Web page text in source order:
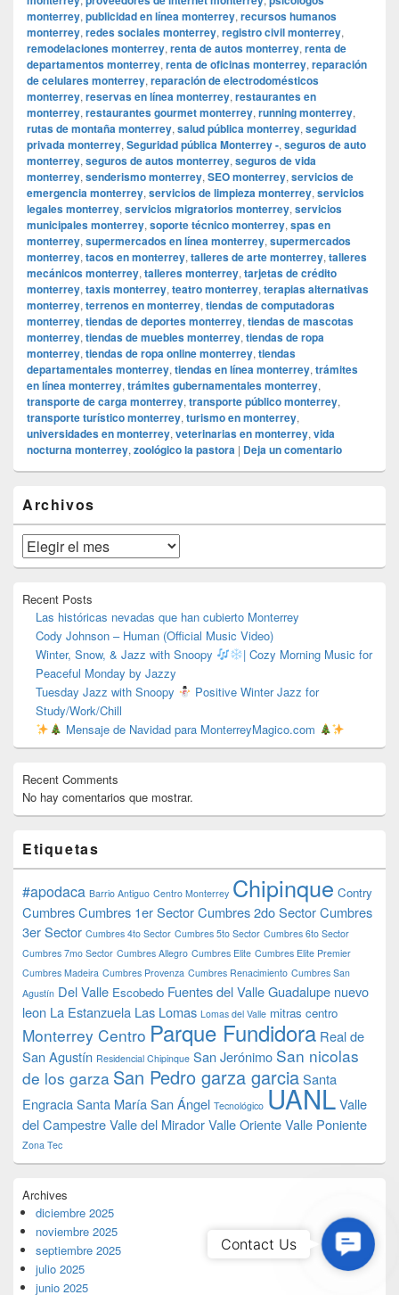
monterrey, publicidad en línea monterrey, recursos humanos
monterrey, redes sociales monterrey, registro civil monterrey,
remodelaciones monterrey, renta de autos monterrey, renta de
departamentos monterrey, renta de oficinas monterrey, reparación
de celulares monterrey, reparación de electrodomésticos
monterrey, reservas en línea monterrey, restaurantes en
monterrey, restaurantes gourmet monterrey, running monterrey,
rutas de montaña monterrey, salud pública monterrey, seguridad
privada monterrey, Seguridad pública Monterrey -, seguros de auto
monterrey, seguros de autos monterrey, seguros de vida
monterrey, senderismo monterrey, SEO monterrey, servicios de
emergencia monterrey, servicios de limpieza monterrey, servicios
legales monterrey, servicios migratorios monterrey, servicios
municipales monterrey, soporte técnico monterrey, spas en
monterrey, supermercados en línea monterrey, supermercados
monterrey, tacos en monterrey, talleres de arte monterrey, talleres
mecánicos monterrey, talleres monterrey, tarjetas de crédito
monterrey, taxis monterrey, teatro monterrey, terapias alternativas
monterrey, terrenos en monterrey, tiendas de computadoras
monterrey, tiendas de deportes monterrey, tiendas de mascotas
monterrey, tiendas de muebles monterrey, tiendas de ropa
monterrey, tiendas de ropa online monterrey, tiendas
departamentales monterrey, tiendas en línea monterrey, trámites
en línea monterrey, trámites gubernamentales monterrey,
transporte de carga monterrey, transporte público monterrey,
transporte turístico monterrey, turismo en monterrey,
universidades en monterrey, veterinarias en monterrey, vida
nocturna monterrey, zoológico la pastora | Deja un comentario
área
de
widget
barra
lateral
Archivos
Archivos
Recent Posts
Las históricas nevadas que han cubierto Monterrey
Cody Johnson – Human (Official Music Video)
Winter, Snow, & Jazz with Snoopy
| Cozy Morning Music for
Peaceful Monday by Jazzy
Tuesday Jazz with Snoopy
Positive Winter Jazz for
Study/Work/Chill
Mensaje de Navidad para MonterreyMagico.com
Recent Comments
No hay comentarios que mostrar.
Etiquetas
#apodaca Barrio Antiguo Centro Monterrey Chipinque Contry
CumbresCumbres 1er SectorCumbres 2do SectorCumbres
3er Sector Cumbres 4to Sector Cumbres 5to Sector Cumbres 6to Sector
Cumbres 7mo Sector Cumbres Allegro Cumbres Elite Cumbres Elite Premier
Cumbres Madeira Cumbres Provenza Cumbres Renacimiento Cumbres San
Agustín Del Valle Escobedo Fuentes del ValleGuadalupe nuevo
leon La Estanzuela Las Lomas Lomas del Valle mitras centro
Monterrey Centro Parque Fundidora Real de
San Agustín Residencial Chipinque San Jerónimo San nicolas
de los garza San Pedro garza garciaSanta
EngraciaSanta MaríaSan Ángel Tecnológico UANLValle
del CampestreValle del MiradorValle OrienteValle Poniente
Zona Tec
Archives
diciembre 2025
noviembre 2025
septiembre 2025
julio 2025
junio 2025
Us
Contact Us